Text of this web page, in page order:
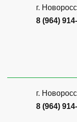
г.
8 (964)
г.
8 (964)